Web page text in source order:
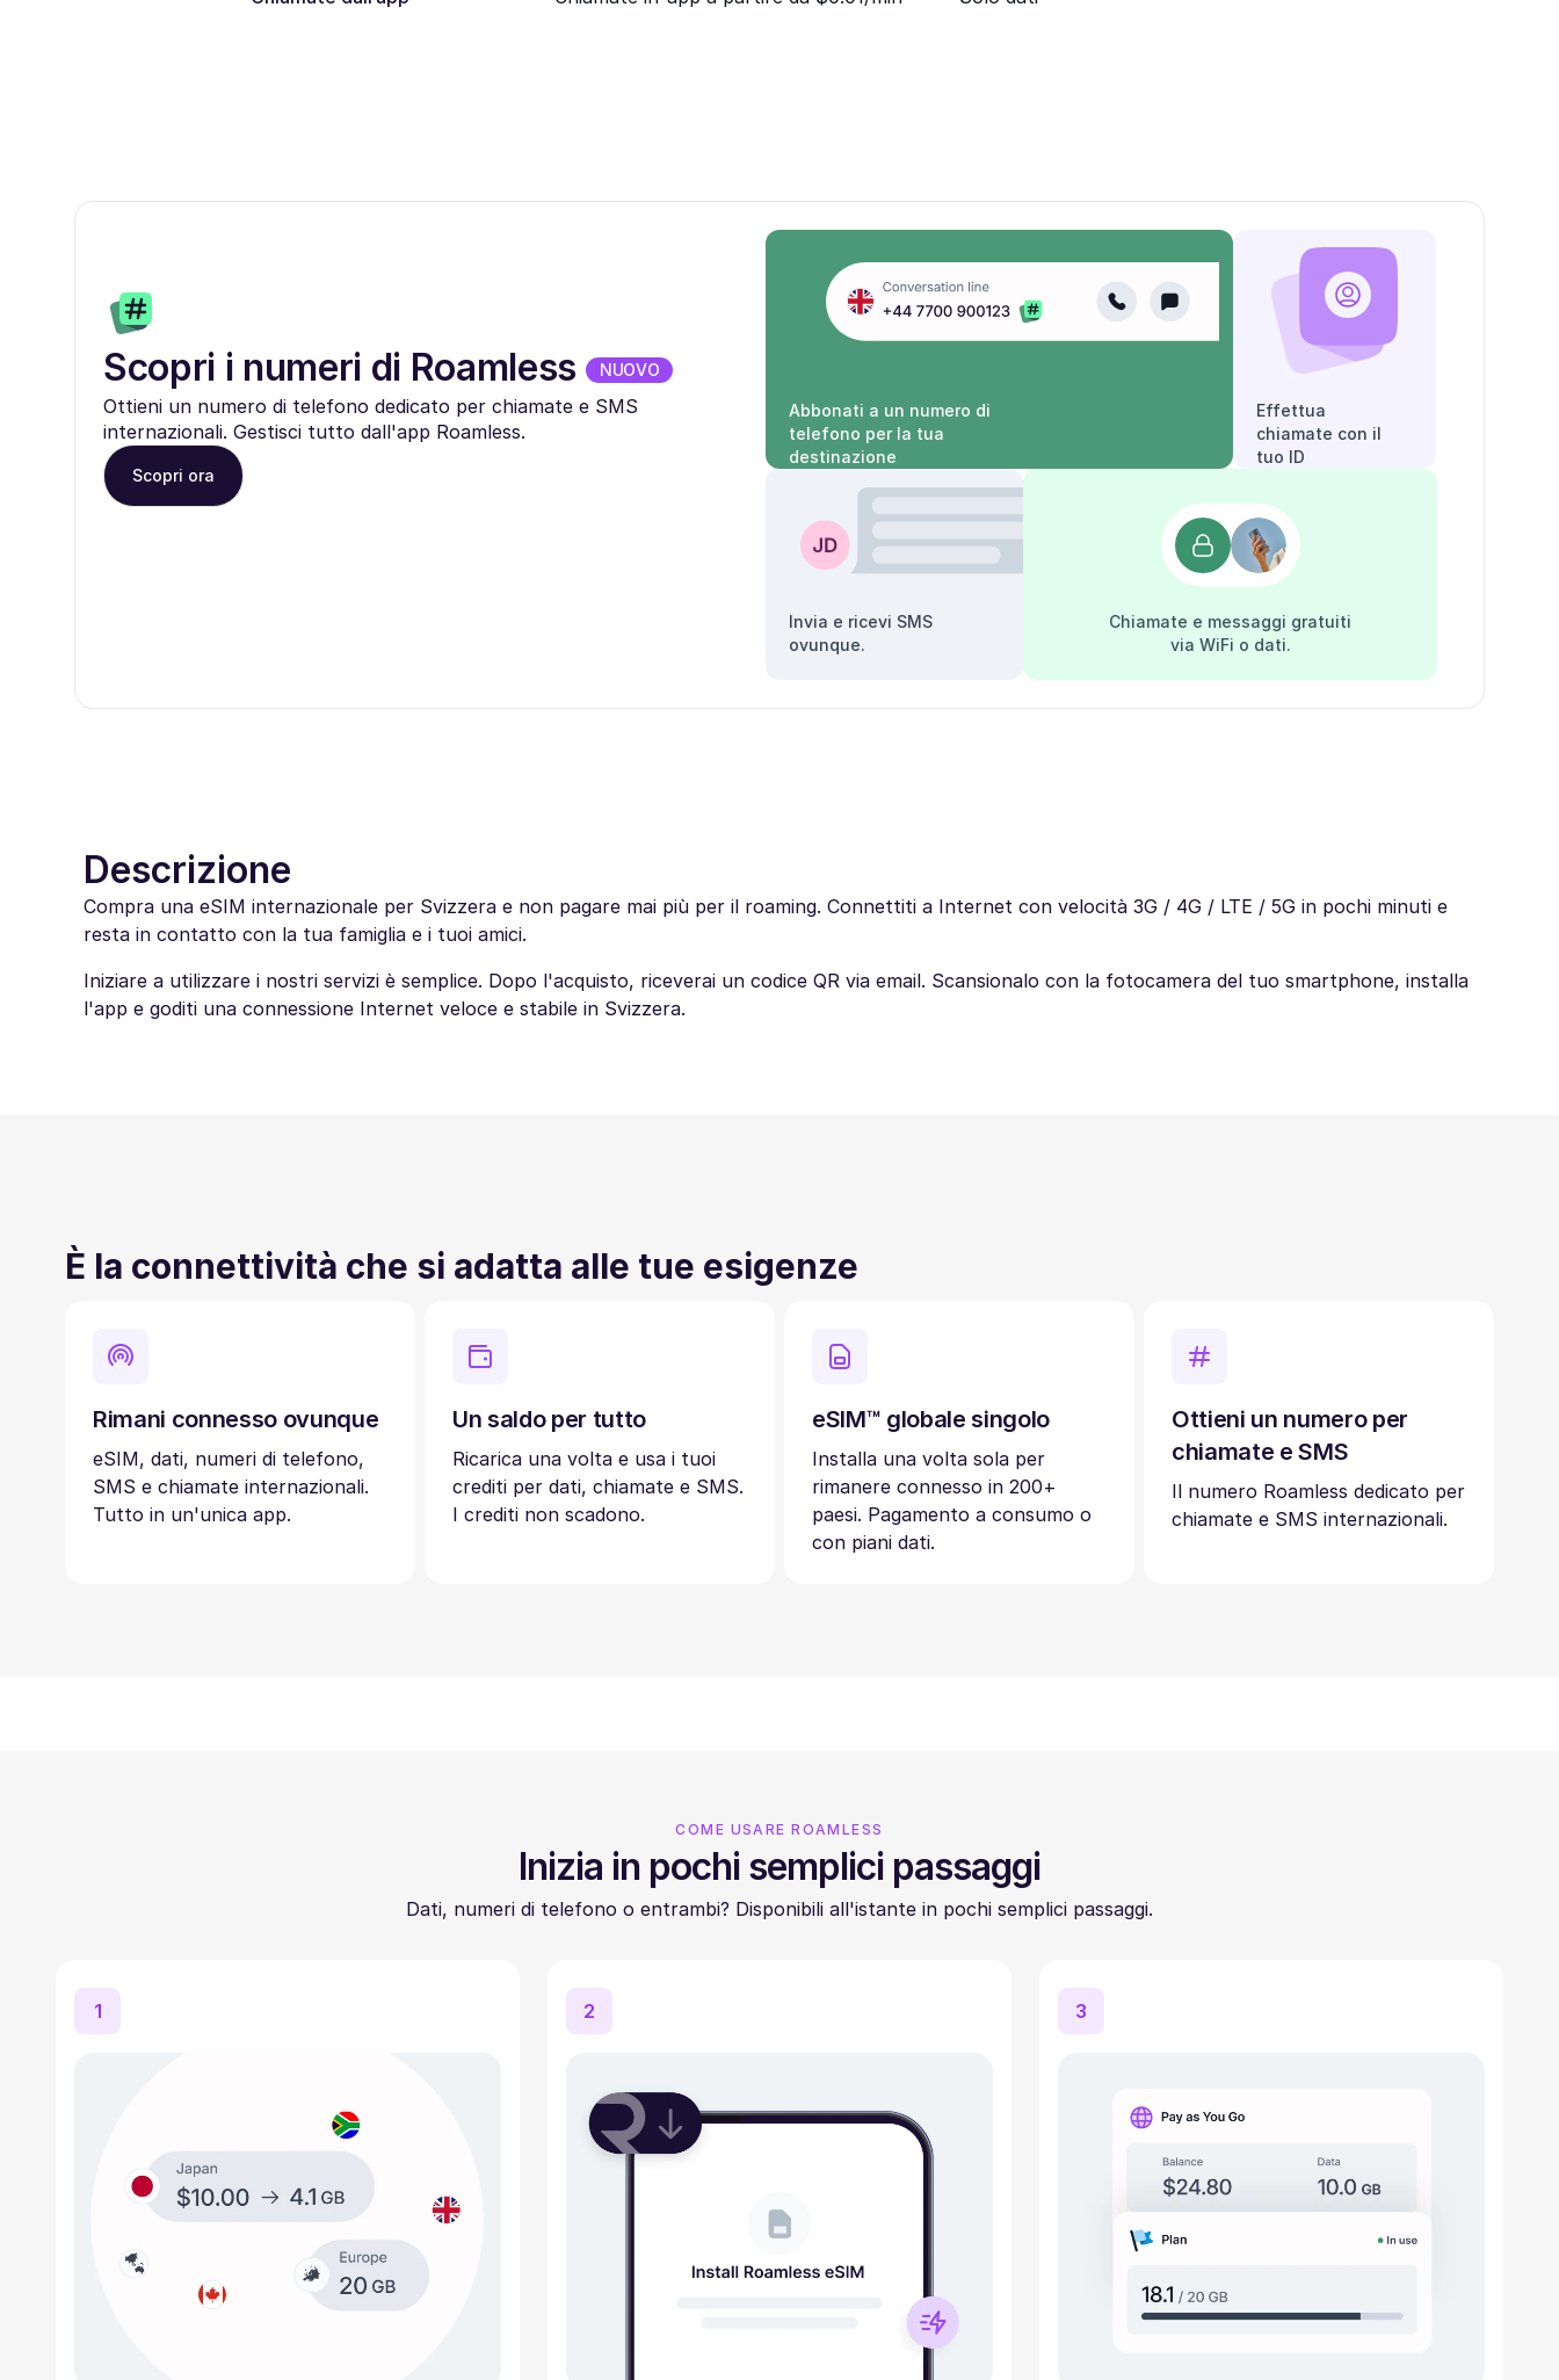
Scopri i numeri di Roamless NUOVO
Ottieni un numero di telefono dedicato per chiamate e SMS
internazionali. Gestisci tutto dall'app Roamless.
Scopri ora
Abbonati a un numero di
telefono per la tua
destinazione
Effettua
chiamate con il
tuo ID
Invia e ricevi SMS
ovunque.
Chiamate e messaggi gratuiti
via WiFi o dati.
Descrizione
Compra una eSIM internazionale per Svizzera e non pagare mai più per il roaming. Connettiti a Internet con velocità 3G / 4G / LTE / 5G in pochi minuti e
resta in contatto con la tua famiglia e i tuoi amici.
Iniziare a utilizzare i nostri servizi è semplice. Dopo l'acquisto, riceverai un codice QR via email. Scansionalo con la fotocamera del tuo smartphone, installa
l'app e goditi una connessione Internet veloce e stabile in Svizzera.
È la connettività che si adatta alle tue esigenze
Rimani connesso ovunque
eSIM, dati, numeri di telefono,
SMS e chiamate internazionali.
Tutto in un'unica app.
Un saldo per tutto
Ricarica una volta e usa i tuoi
crediti per dati, chiamate e SMS.
I crediti non scadono.
eSIM™ globale singolo
Installa una volta sola per
rimanere connesso in 200+
paesi. Pagamento a consumo o
con piani dati.
Ottieni un numero per
chiamate e SMS
Il numero Roamless dedicato per
chiamate e SMS internazionali.
COME USARE ROAMLESS
Inizia in pochi semplici passaggi
Dati, numeri di telefono o entrambi? Disponibili all'istante in pochi semplici passaggi.
1 2 3